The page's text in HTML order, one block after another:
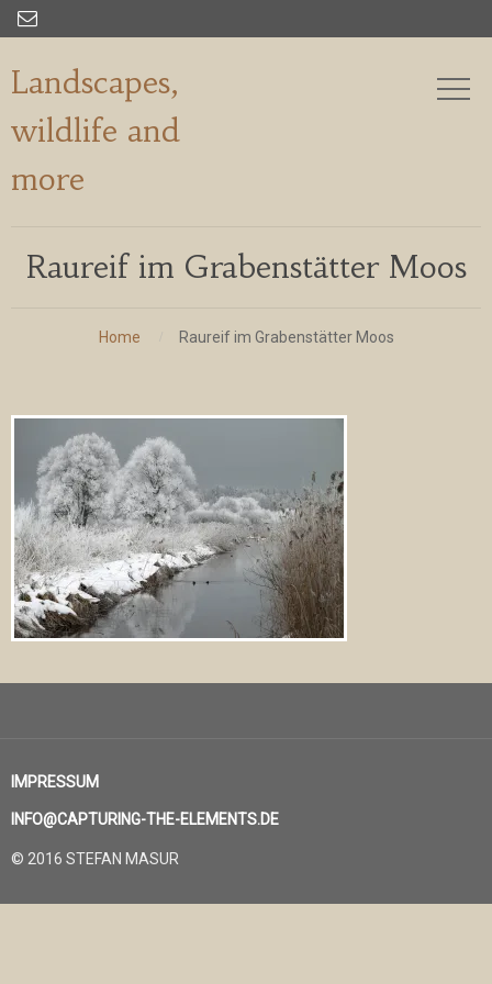

Landscapes,
wildlife and
more
Raureif im Grabenstätter Moos
Home Raureif im Grabenstätter Moos
IMPRESSUM
INFO@CAPTURING-THE-ELEMENTS.DE
© 2016 STEFAN MASUR